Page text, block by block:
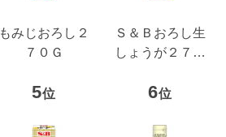
もみじおろし２
７０Ｇ
Ｓ＆Ｂおろし生
しょうが２７０
5位 6位